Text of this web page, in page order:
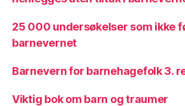
25 000 undersøkelser som ikke
barnevernet
Barnevern for barnehagefolk 3.
Viktig bok om barn og traumer